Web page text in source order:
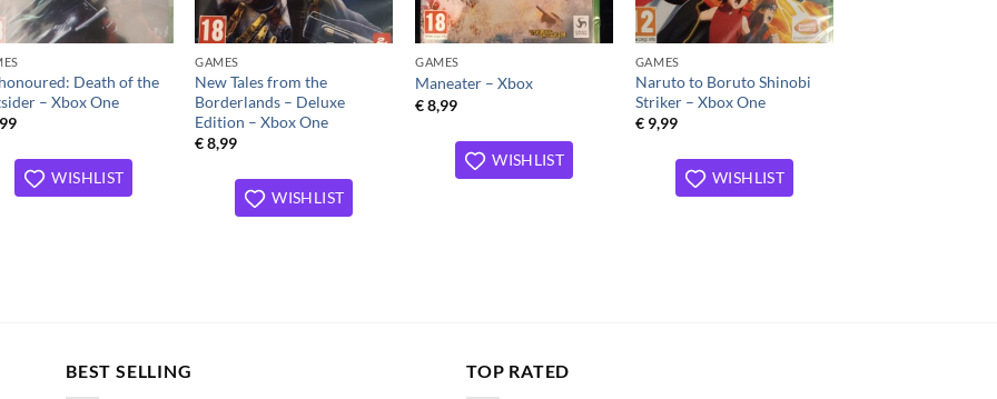
Death of the
– Xbox One
WISHLIST
GAMES
New Tales from the
Borderlands – Deluxe
Edition – Xbox One
€8,99
WISHLIST
GAMES
Maneater – Xbox
€8,99
WISHLIST
GAMES
Naruto to Boruto Shinobi
Striker – Xbox One
€9,99
WISHLIST
BEST SELLING TOP RATED